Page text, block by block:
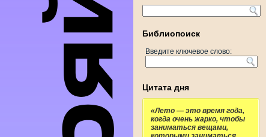
Библиопоиск
Введите ключевое слово:
Цитата дня
«Лето — это время года,
когда очень жарко, чтобы
заниматься вещами,